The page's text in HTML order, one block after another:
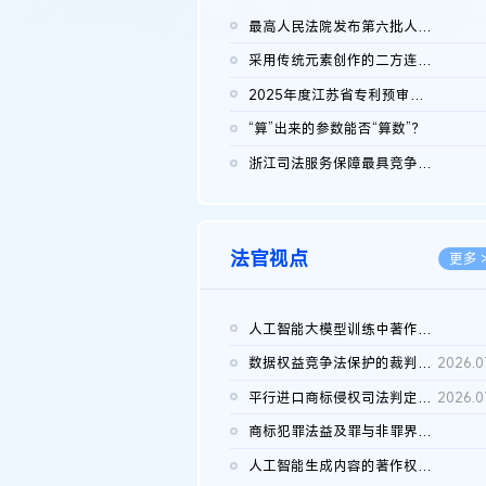
最高人民法院发布第六批人民法院种业知识产权司法保护典型案例 含...
采用传统元素创作的二方连续装饰图案作品的独创性及侵权对比认定
2025年度江苏省专利预审典型案例
“算”出来的参数能否“算数”？
浙江司法服务保障最具竞争力营商环境建设典型案例（第二批）含侵...
法官视点 更多
人工智能大模型训练中著作权的合理使用
数据权益竞争法保护的裁判路径构建
平行进口商标侵权司法判定规则的困境与纾解
商标犯罪法益及罪与非罪界限研究
人工智能生成内容的著作权司法认定：演进逻辑、现实困境与规则建...